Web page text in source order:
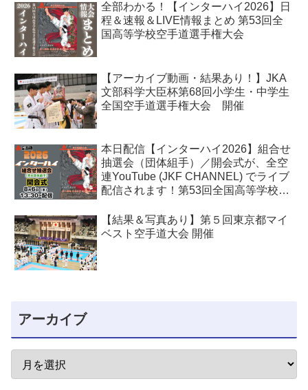
全部わかる！【インターハイ2026】日
程＆速報＆LIVE情報まとめ 第53回全
国高等学校空手道選手権大会
【アーカイブ動画・結果あり！】JKA
文部科学大臣杯第68回小学生・中学生
全国空手道選手権大会 開催
本日配信【インターハイ2026】組合せ
抽選会（団体組手）／開会式が、全空
連YouTube (JKF CHANNEL) でライブ
配信されます！第53回全国高等学校空
【結果＆写真あり】第５回東京都マイ
ベスト空手道大会 開催
アーカイブ